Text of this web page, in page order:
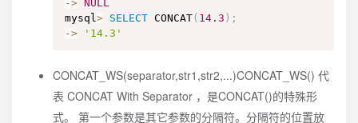
-> NULL
mysql> SELECT CONCAT ( 14.3 ) ;
-> '14.3'
CONCAT_WS(separator,str1,str2,...)CONCAT_WS() 代
表 CONCAT With Separator ，是CONCAT()的特殊形
式。 第一个参数是其它参数的分隔符。分隔符的位置放